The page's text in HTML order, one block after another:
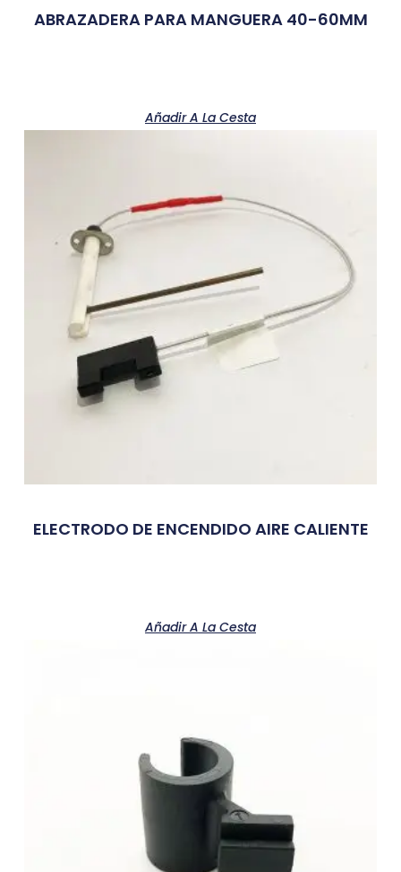
ABRAZADERA PARA MANGUERA 40-60MM
Añadir A La Cesta
ELECTRODO DE ENCENDIDO AIRE CALIENTE
Añadir A La Cesta